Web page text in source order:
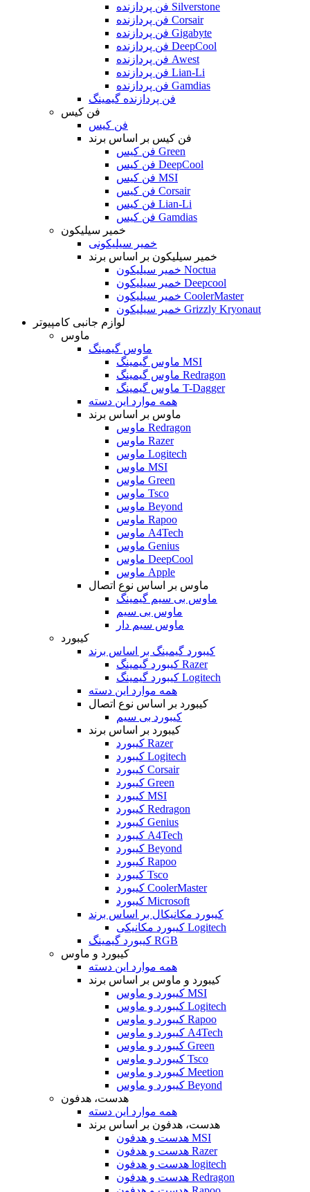
فن پردازنده Silverstone
فن پردازنده Corsair
فن پردازنده Gigabyte
فن پردازنده DeepCool
فن پردازنده Awest
فن پردازنده Lian-Li
فن پردازنده Gamdias
فن پردازنده گیمینگ
فن کیس
فن کیس
فن کیس بر اساس برند
فن کیس Green
فن کیس DeepCool
فن کیس MSI
فن کیس Corsair
فن کیس Lian-Li
فن کیس Gamdias
خمیر سیلیکون
خمیر سیلیکونی
خمیر سیلیکون بر اساس برند
خمیر سیلیکون Noctua
خمیر سیلیکون Deepcool
خمیر سیلیکون CoolerMaster
خمیر سیلیکون Grizzly Kryonaut
لوازم جانبی کامپیوتر
ماوس
ماوس گیمینگ
ماوس گیمینگ MSI
ماوس گیمینگ Redragon
ماوس گیمینگ T-Dagger
همه موارد این دسته
ماوس بر اساس برند
ماوس Redragon
ماوس Razer
ماوس Logitech
ماوس MSI
ماوس Green
ماوس Tsco
ماوس Beyond
ماوس Rapoo
ماوس A4Tech
ماوس Genius
ماوس DeepCool
ماوس Apple
ماوس بر اساس نوع اتصال
ماوس بی سیم گیمینگ
ماوس بی سیم
ماوس سیم دار
کیبورد
کیبورد گیمینگ بر اساس برند
کیبورد گیمینگ Razer
کیبورد گیمینگ Logitech
همه موارد این دسته
کیبورد بر اساس نوع اتصال
کیبورد بی سیم
کیبورد بر اساس برند
کیبورد Razer
کیبورد Logitech
کیبورد Corsair
کیبورد Green
کیبورد MSI
کیبورد Redragon
کیبورد Genius
کیبورد A4Tech
کیبورد Beyond
کیبورد Rapoo
کیبورد Tsco
کیبورد CoolerMaster
کیبورد Microsoft
کیبورد مکانیکال بر اساس برند
کیبورد مکانیکی Logitech
کیبورد گیمینگ RGB
کیبورد و ماوس
همه موارد این دسته
کیبورد و ماوس بر اساس برند
کیبورد و ماوس MSI
کیبورد و ماوس Logitech
کیبورد و ماوس Rapoo
کیبورد و ماوس A4Tech
کیبورد و ماوس Green
کیبورد و ماوس Tsco
کیبورد و ماوس Meetion
کیبورد و ماوس Beyond
هدست، هدفون
همه موارد این دسته
هدست، هدفون بر اساس برند
هدست و هدفون MSI
هدست و هدفون Razer
هدست و هدفون logitech
هدست و هدفون Redragon